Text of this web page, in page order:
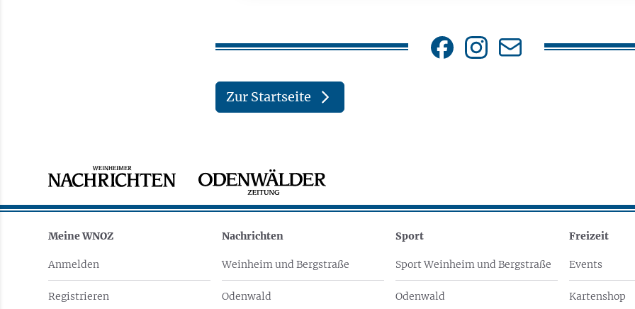
Zur Startseite
Meine WNOZ
Anmelden
Registrieren
Nachrichten
Weinheim und Bergstraße
Odenwald
Sport
Sport Weinheim und Bergstraße
Odenwald
Freizeit
Events
Kartenshop